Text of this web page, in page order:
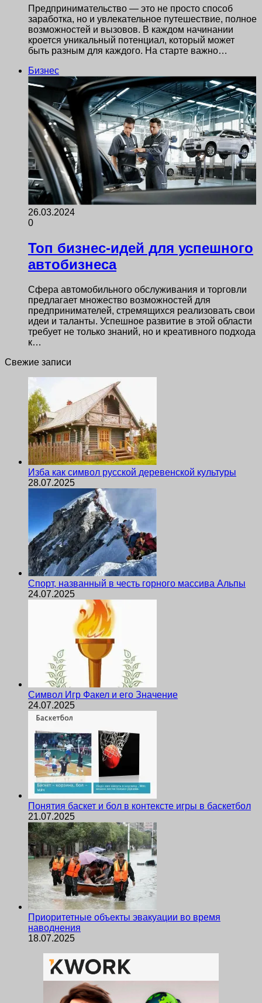
Предпринимательство — это не просто способ
заработка, но и увлекательное путешествие, полное
возможностей и вызовов. В каждом начинании
кроется уникальный потенциал, который может
быть разным для каждого. На старте важно…
Бизнес
26.03.2024
0
Топ бизнес-идей для успешного
автобизнеса
Сфера автомобильного обслуживания и торговли
предлагает множество возможностей для
предпринимателей, стремящихся реализовать свои
идеи и таланты. Успешное развитие в этой области
требует не только знаний, но и креативного подхода
к…
Свежие записи
Изба как символ русской деревенской культуры
28.07.2025
Спорт, названный в честь горного массива Альпы
24.07.2025
Символ Игр Факел и его Значение
24.07.2025
Понятия баскет и бол в контексте игры в баскетбол
21.07.2025
Приоритетные объекты эвакуации во время
наводнения
18.07.2025